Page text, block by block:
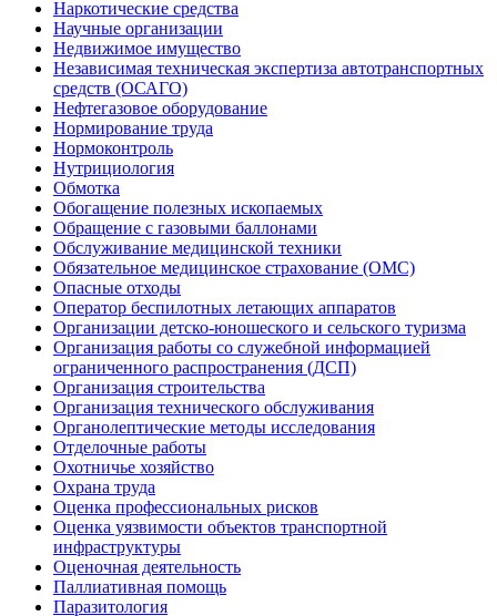
Наркотические средства
Научные организации
Недвижимое имущество
Независимая техническая экспертиза автотранспортных
средств (ОСАГО)
Нефтегазовое оборудование
Нормирование труда
Нормоконтроль
Нутрициология
Обмотка
Обогащение полезных ископаемых
Обращение с газовыми баллонами
Обслуживание медицинской техники
Обязательное медицинское страхование (ОМС)
Опасные отходы
Оператор беспилотных летающих аппаратов
Организации детско-юношеского и сельского туризма
Организация работы со служебной информацией
ограниченного распространения (ДСП)
Организация строительства
Организация технического обслуживания
Органолептические методы исследования
Отделочные работы
Охотничье хозяйство
Охрана труда
Оценка профессиональных рисков
Оценка уязвимости объектов транспортной
инфраструктуры
Оценочная деятельность
Паллиативная помощь
Паразитология